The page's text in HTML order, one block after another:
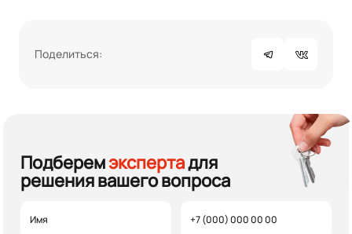
Поделиться:
Подберемэкспертадля
решения вашего вопроса